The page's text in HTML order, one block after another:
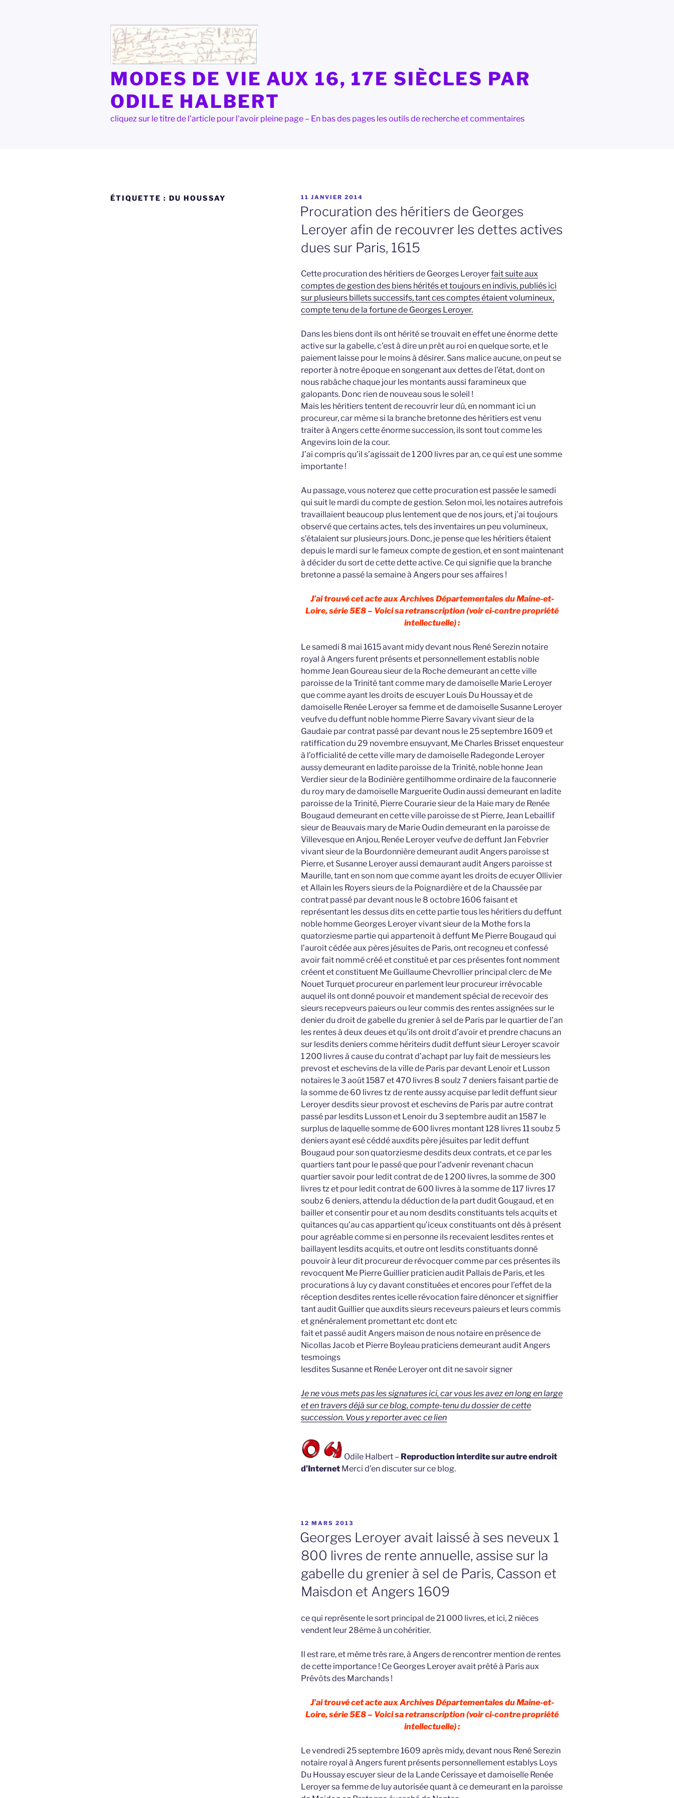
MODES DE VIE AUX 16, 17E SIÈCLES PAR
ODILE HALBERT
cliquez sur le titre de l'article pour l'avoir pleine page – En bas des pages les outils de recherche et commentaires
ÉTIQUETTE : DU HOUSSAY
PUBLIÉ
LE
11 JANVIER 2014
Procuration des héritiers de Georges
Leroyer afin de recouvrer les dettes actives
dues sur Paris, 1615
Cette procuration des héritiers de Georges Leroyerfait suite aux
comptes de gestion des biens hérités et toujours en indivis, publiés ici
sur plusieurs billets successifs, tant ces comptes étaient volumineux,
compte tenu de la fortune de Georges Leroyer.
Dans les biens dont ils ont hérité se trouvait en effet une énorme dette
active sur la gabelle, c’est à dire un prêt au roi en quelque sorte, et le
paiement laisse pour le moins à désirer. Sans malice aucune, on peut se
reporter à notre époque en songenant aux dettes de l’état, dont on
nous rabâche chaque jour les montants aussi faramineux que
galopants. Donc rien de nouveau sous le soleil !
Mais les héritiers tentent de recouvrir leur dû, en nommant ici un
procureur, car même si la branche bretonne des héritiers est venu
traiter à Angers cette énorme succession, ils sont tout comme les
Angevins loin de la cour.
J’ai compris qu’il s’agissait de 1 200 livres par an, ce qui est une somme
importante !
Au passage, vous noterez que cette procuration est passée le samedi
qui suit le mardi du compte de gestion. Selon moi, les notaires autrefois
travaillaient beaucoup plus lentement que de nos jours, et j’ai toujours
observé que certains actes, tels des inventaires un peu volumineux,
s’étalaient sur plusieurs jours. Donc, je pense que les héritiers étaient
depuis le mardi sur le fameux compte de gestion, et en sont maintenant
à décider du sort de cette dette active. Ce qui signifie que la branche
bretonne a passé la semaine à Angers pour ses affaires !
J’ai trouvé cet acte aux Archives Départementales du Maine-et-
Loire, série 5E8 – Voici sa retranscription (voir ci-contre propriété
intellectuelle) :
Le samedi 8 mai 1615 avant midy devant nous René Serezin notaire
royal à Angers furent présents et personnellement establis noble
homme Jean Goureau sieur de la Roche demeurant an cette ville
paroisse de la Trinité tant comme mary de damoiselle Marie Leroyer
que comme ayant les droits de escuyer Louis Du Houssay et de
damoiselle Renée Leroyer sa femme et de damoiselle Susanne Leroyer
veufve du deffunt noble homme Pierre Savary vivant sieur de la
Gaudaie par contrat passé par devant nous le 25 septembre 1609 et
ratiffication du 29 novembre ensuyvant, Me Charles Brisset enquesteur
à l’officialité de cette ville mary de damoiselle Radegonde Leroyer
aussy demeurant en ladite paroisse de la Trinité, noble honne Jean
Verdier sieur de la Bodinière gentilhomme ordinaire de la fauconnerie
du roy mary de damoiselle Marguerite Oudin aussi demeurant en ladite
paroisse de la Trinité, Pierre Courarie sieur de la Haie mary de Renée
Bougaud demeurant en cette ville paroisse de st Pierre, Jean Lebaillif
sieur de Beauvais mary de Marie Oudin demeurant en la paroisse de
Villevesque en Anjou, Renée Leroyer veufve de deffunt Jan Febvrier
vivant sieur de la Bourdonnière demeurant audit Angers paroisse st
Pierre, et Susanne Leroyer aussi demaurant audit Angers paroisse st
Maurille, tant en son nom que comme ayant les droits de ecuyer Ollivier
et Allain les Royers sieurs de la Poignardière et de la Chaussée par
contrat passé par devant nous le 8 octobre 1606 faisant et
représentant les dessus dits en cette partie tous les héritiers du deffunt
noble homme Georges Leroyer vivant sieur de la Mothe fors la
quatorziesme partie qui appartenoit à deffunt Me Pierre Bougaud qui
l’auroit cédée aux pères jésuites de Paris, ont recogneu et confessé
avoir fait nommé créé et constitué et par ces présentes font nomment
créent et constituent Me Guillaume Chevrollier principal clerc de Me
Nouet Turquet procureur en parlement leur procureur irrévocable
auquel ils ont donné pouvoir et mandement spécial de recevoir des
sieurs recepveurs paieurs ou leur commis des rentes assignées sur le
denier du droit de gabelle du grenier à sel de Paris par le quartier de l’an
les rentes à deux deues et qu’ils ont droit d’avoir et prendre chacuns an
sur lesdits deniers comme hériteirs dudit deffunt sieur Leroyer scavoir
1 200 livres à cause du contrat d’achapt par luy fait de messieurs les
prevost et eschevins de la ville de Paris par devant Lenoir et Lusson
notaires le 3 août 1587 et 470 livres 8 soulz 7 deniers faisant partie de
la somme de 60 livres tz de rente aussy acquise par ledit deffunt sieur
Leroyer desdits sieur provost et eschevins de Paris par autre contrat
passé par lesdits Lusson et Lenoir du 3 septembre audit an 1587 le
surplus de laquelle somme de 600 livres montant 128 livres 11 soubz 5
deniers ayant esé céddé auxdits père jésuites par ledit deffunt
Bougaud pour son quatorziesme desdits deux contrats, et ce par les
quartiers tant pour le passé que pour l’advenir revenant chacun
quartier savoir pour ledit contrat de de 1 200 livres, la somme de 300
livres tz et pour ledit contrat de 600 livres à la somme de 117 livres 17
soubz 6 deniers, attendu la déduction de la part dudit Gougaud, et en
bailler et consentir pour et au nom desdits constituants tels acquits et
quitances qu’au cas appartient qu’iceux constituants ont dès à présent
pour agréable comme si en personne ils recevaient lesdites rentes et
baillayent lesdits acquits, et outre ont lesdits constituants donné
pouvoir à leur dit procureur de révocquer comme par ces présentes ils
revocquent Me Pierre Guillier praticien audit Pallais de Paris, et les
procurations à luy cy davant constituées et encores pour l’effet de la
réception desdites rentes icelle révocation faire dénoncer et signiffier
tant audit Guillier que auxdits sieurs receveurs paieurs et leurs commis
et gnénéralement promettant etc dont etc
fait et passé audit Angers maison de nous notaire en présence de
Nicollas Jacob et Pierre Boyleau praticiens demeurant audit Angers
tesmoings
lesdites Susanne et Renée Leroyer ont dit ne savoir signer
Je ne vous mets pas les signatures ici, car vous les avez en long en large
et en travers déjà sur ce blog, compte-tenu du dossier de cette
succession. Vous y reporter avec ce lien
Odile Halbert – Reproduction interdite sur autre endroit
d’Internet Merci d’en discuter sur ce blog.
PUBLIÉ
LE
12 MARS 2013
Georges Leroyer avait laissé à ses neveux 1
800 livres de rente annuelle, assise sur la
gabelle du grenier à sel de Paris, Casson et
Maisdon et Angers 1609
ce qui représente le sort principal de 21 000 livres, et ici, 2 nièces
vendent leur 28ème à un cohéritier.
Il est rare, et même très rare, à Angers de rencontrer mention de rentes
de cette importance ! Ce Georges Leroyer avait prêté à Paris aux
Prévôts des Marchands !
J’ai trouvé cet acte aux Archives Départementales du Maine-et-
Loire, série 5E8 – Voici sa retranscription (voir ci-contre propriété
intellectuelle) :
Le vendredi 25 septembre 1609 après midy, devant nous René Serezin
notaire royal à Angers furent présents personnellement establys Loys
Du Houssay escuyer sieur de la Lande Cerissaye et damoiselle Renée
Leroyer sa femme de luy autorisée quant à ce demeurant en la paroisse